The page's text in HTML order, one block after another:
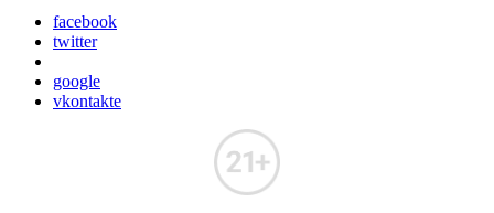
facebook
twitter
google
vkontakte